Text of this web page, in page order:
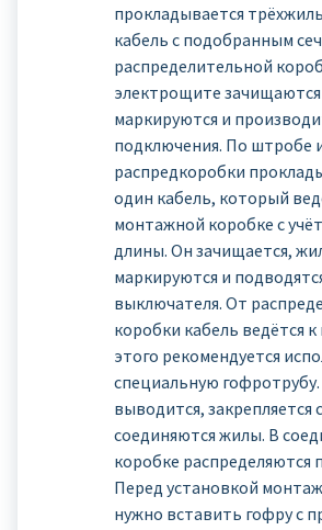
прокладывается
кабель с подобранным
распределительной
электрощите
маркируются и
подключения. По штробе
распредкоробки
один кабель, который
монтажной коробке с
длины. Он зачищается,
маркируются и
выключателя. От
коробки кабель ведётся
этого рекомендуется
специальную
выводится, закрепляется
соединяются жилы. В
коробке распределяются
Перед установкой
нужно вставить гофру с